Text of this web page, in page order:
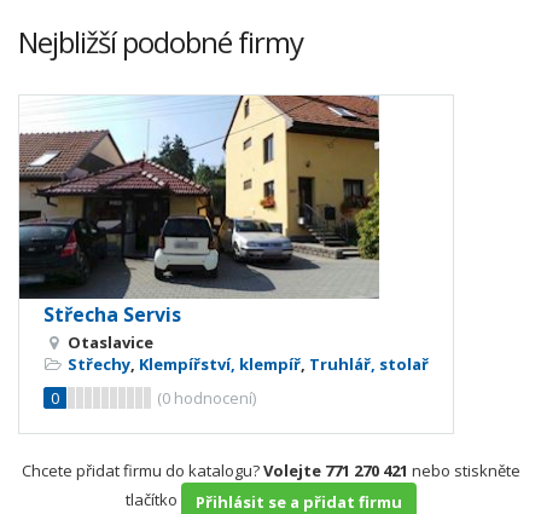
Nejbližší podobné firmy
Střecha Servis
Otaslavice
Střechy, Klempířství, klempíř, Truhlář, stolař
0
(0 hodnocení)
Chcete přidat firmu do katalogu?Volejte 771 270 421 nebo stiskněte
tlačítko
Přihlásit se a přidat firmu